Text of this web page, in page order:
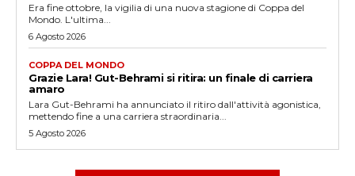
Era fine ottobre, la vigilia di una nuova stagione di Coppa del
Mondo. L'ultima...
6 Agosto 2026
COPPA DEL MONDO
Grazie Lara! Gut-Behrami si ritira: un finale di carriera
amaro
Lara Gut-Behrami ha annunciato il ritiro dall'attività agonistica,
mettendo fine a una carriera straordinaria...
5 Agosto 2026